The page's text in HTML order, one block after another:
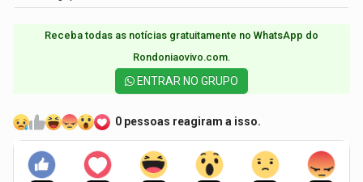
Receba todas as notícias gratuitamente no WhatsApp do
Rondoniaovivo.com.​
ENTRAR NO GRUPO
0 pessoas reagiram a isso.